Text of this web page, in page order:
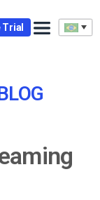
Trial